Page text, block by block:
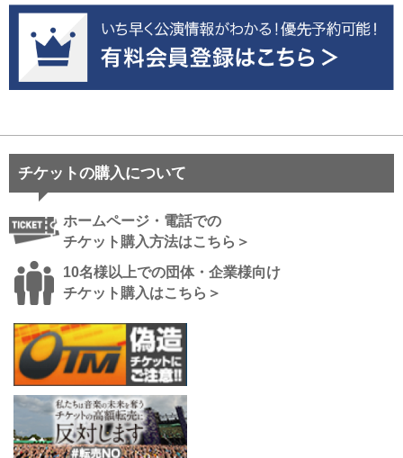
チケットの購入について
ホームページ・電話での
チケット購入方法はこちら＞
10名様以上での団体・企業様向け
チケット購入はこちら＞